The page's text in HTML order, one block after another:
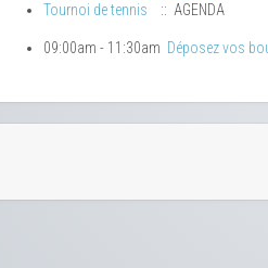
Tournoi de tennis
:: AGENDA
09:00am - 11:30am Déposez vos